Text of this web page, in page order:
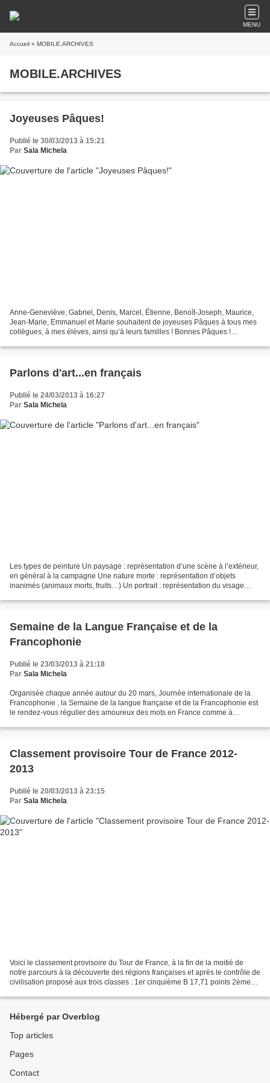
MENU
Accueil » MOBILE.ARCHIVES
MOBILE.ARCHIVES
Joyeuses Pâques!
Publié le 30/03/2013 à 15:21
Par Sala Michela
Anne-Geneviève, Gabriel, Denis, Marcel, Étienne, Benoît-Joseph, Maurice,
Jean-Marie, Emmanuel et Marie souhaitent de joyeuses Pâques à tous mes
collègues, à mes élèves, ainsi qu’à leurs familles ! Bonnes Pâques !
Parlons d'art...en français
Publié le 24/03/2013 à 16:27
Par Sala Michela
Les types de peinture Un paysage : représentation d’une scène à l’extérieur,
en général à la campagne Une nature morte : représentation d’objets
inanimés (animaux morts, fruits…) Un portrait : représentation du visage
Semaine de la Langue Française et de la
Francophonie
Publié le 23/03/2013 à 21:18
Par Sala Michela
Organisée chaque année autour du 20 mars, Journée internationale de la
Francophonie , la Semaine de la langue française et de la Francophonie est
le rendez-vous régulier des amoureux des mots en France comme à
Classement provisoire Tour de France 2012-
2013
Publié le 20/03/2013 à 23:15
Par Sala Michela
Voici le classement provisoire du Tour de France, à la fin de la moitié de
notre parcours à la découverte des régions françaises et après le contrôle de
civilisation proposé aux trois classes : 1er cinquième B 17,71 points 2ème
Hébergé par Overblog
Top articles
Pages
Contact